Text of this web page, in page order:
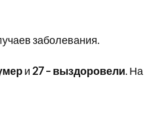
заболевания.
и 27 – выздоровели. На